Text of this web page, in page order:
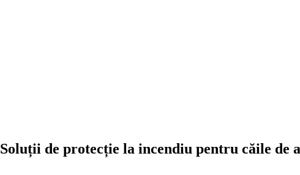
Soluții de protecție la incendiu pentru căile de